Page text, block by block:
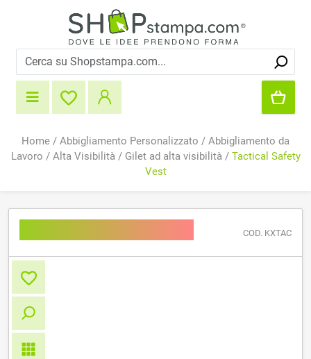
Home / Abbigliamento Personalizzato / Abbigliamento da
Lavoro / Alta Visibilità/ Gilet ad alta visibilità/ Tactical Safety
Vest
COD. KXTAC